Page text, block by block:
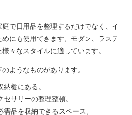
で日用品を整理するだけでなく、イ
にも使用できます。モダン、ラステ
々なスタイルに適しています。
ようなものがあります。
棚にある。
サリーの整理整頓。
品を収納できるスペース。